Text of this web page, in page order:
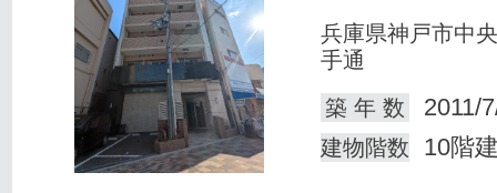
兵庫県神戸市中
手通
築 年 数
2011/
建物階数 10階